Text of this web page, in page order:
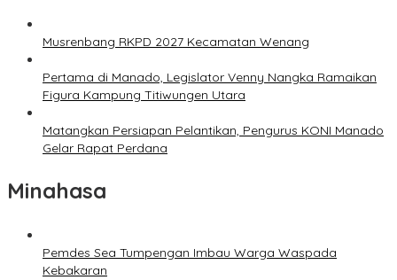
Musrenbang RKPD 2027 Kecamatan Wenang
Pertama di Manado, Legislator Venny Nangka Ramaikan
Figura Kampung Titiwungen Utara
Matangkan Persiapan Pelantikan, Pengurus KONI Manado
Gelar Rapat Perdana
Minahasa
Pemdes Sea Tumpengan Imbau Warga Waspada
Kebakaran